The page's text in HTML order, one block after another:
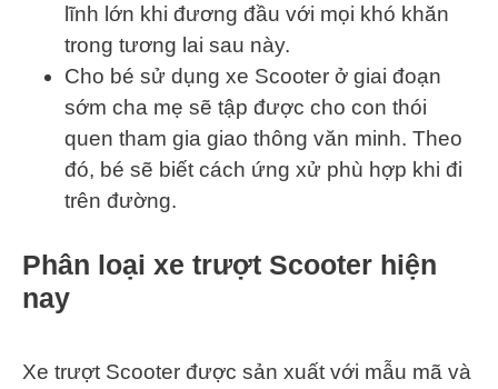
lĩnh lớn khi đương đầu với mọi khó khăn
trong tương lai sau này.
Cho bé sử dụng xe Scooter ở giai đoạn
sớm cha mẹ sẽ tập được cho con thói
quen tham gia giao thông văn minh. Theo
đó, bé sẽ biết cách ứng xử phù hợp khi đi
trên đường.
Phân loại xe trượt Scooter hiện
nay
Xe trượt Scooter được sản xuất với mẫu mã và